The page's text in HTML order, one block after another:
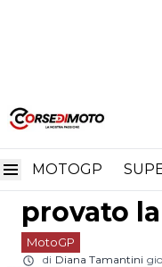
MOTOGP
Home MotoGP
José
occhi sul
provato
MotoGP
di Diana Tamantini